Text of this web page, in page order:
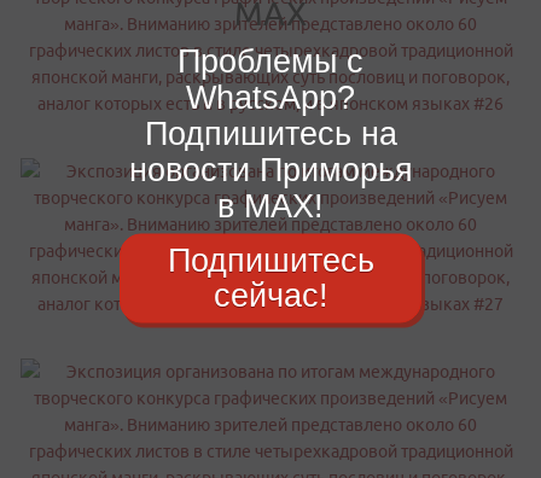
Проблемы с
WhatsApp?
Подпишитесь на
новости Приморья
в MAX!
Подпишитесь
сейчас!